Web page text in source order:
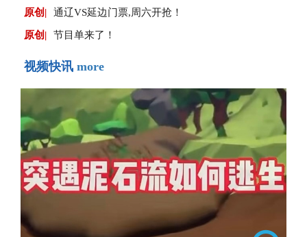
原创| 通辽VS延边门票,周六开抢！
原创| 节目单来了！
视频快讯 more